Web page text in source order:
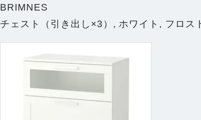
BRIMNES
チェスト（引き出し×3）, ホワイト, フロス